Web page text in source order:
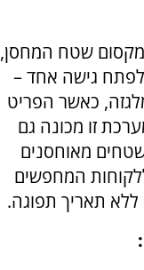
שטח המחסן,
הודות לפתח גישה אחד –
כאשר הפריט
זו מכונה גם
מאוחסנים
המחפשים
תאריך תפוגה.
: